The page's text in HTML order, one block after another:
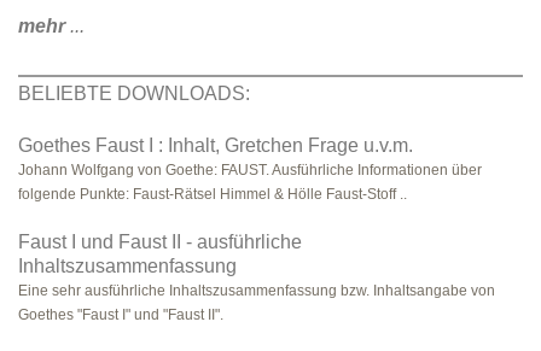
mehr...
BELIEBTE DOWNLOADS:
Goethes Faust I : Inhalt, Gretchen Frage u.v.m.
Johann Wolfgang von Goethe: FAUST. Ausführliche Informationen über
folgende Punkte: Faust-Rätsel Himmel & Hölle Faust-Stoff ..
Faust I und Faust II - ausführliche
Inhaltszusammenfassung
Eine sehr ausführliche Inhaltszusammenfassung bzw. Inhaltsangabe von
Goethes "Faust I" und "Faust II".